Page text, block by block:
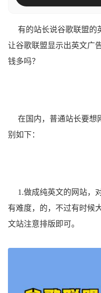
有的站长说谷歌联盟的
让谷歌联盟显示出英文广
钱多吗？
在国内，普通站长要想
别如下：
1.做成纯英文的网站，
有难度，的，不过有时候
文站注意排版即可。